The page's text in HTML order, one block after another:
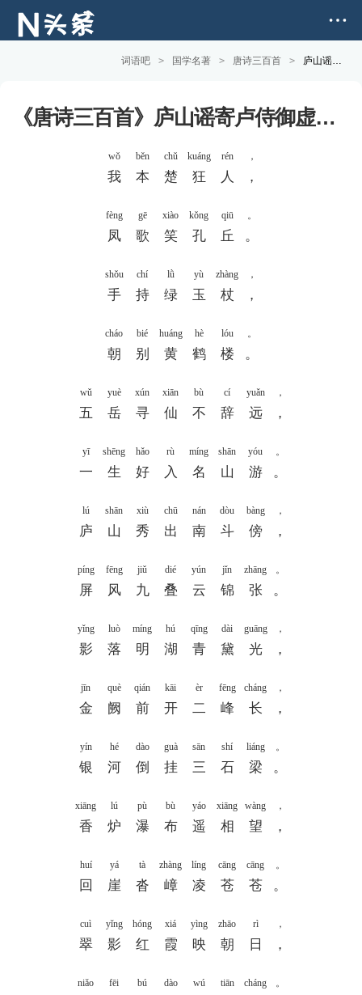
词语吧 > 国学名著 > 唐诗三百首 > 庐山谣寄卢侍御虚舟(李白) 全文版
《唐诗三百首》庐山谣寄卢侍御虚舟(李白)
wǒ
我
běn
本
chǔ
楚
kuáng
狂
rén
人
，
，
fèng
凤
gē
歌
xiào
笑
kǒng
孔
qiū
丘
。
。
shǒu
手
chí
持
lǜ
绿
yù
玉
zhàng
杖
，
，
cháo
朝
bié
别
huáng
黄
hè
鹤
lóu
楼
。
。
wǔ
五
yuè
岳
xún
寻
xiān
仙
bù
不
cí
辞
yuǎn
远
，
，
yī
一
shēng
生
hǎo
好
rù
入
míng
名
shān
山
yóu
游
。
。
lú
庐
shān
山
xiù
秀
chū
出
nán
南
dòu
斗
bàng
傍
，
，
píng
屏
fēng
风
jiǔ
九
dié
叠
yún
云
jǐn
锦
zhāng
张
。
。
yǐng
影
luò
落
míng
明
hú
湖
qīng
青
dài
黛
guāng
光
，
，
jīn
金
què
阙
qián
前
kāi
开
èr
二
fēng
峰
cháng
长
，
，
yín
银
hé
河
dào
倒
guà
挂
sān
三
shí
石
liáng
梁
。
。
xiāng
香
lú
炉
pù
瀑
bù
布
yáo
遥
xiāng
相
wàng
望
，
，
huí
回
yá
崖
tà
沓
zhàng
嶂
líng
凌
cāng
苍
cāng
苍
。
。
cuì
翠
yǐng
影
hóng
红
xiá
霞
yìng
映
zhāo
朝
rì
日
，
，
niǎo fēi bú dào wú tiān cháng 。